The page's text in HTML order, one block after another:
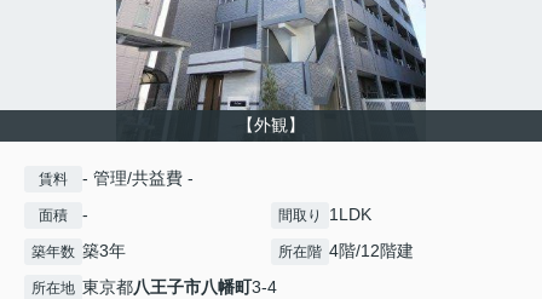
【外観】
賃料 - 管理/共益費 -
面積 - 間取り 1LDK
築年数 築3年 所在階 4階/12階建
所在地 東京都八王子市八幡町3-4